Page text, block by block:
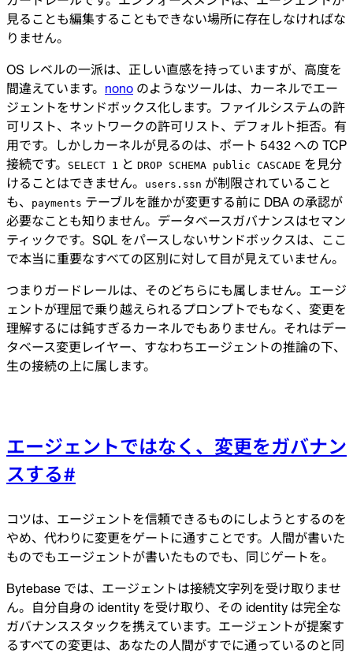
見ることも編集することもできない場所に存在しなければな
りません。
OS レベルの一派は、正しい直感を持っていますが、高度を
間違えています。 nono のようなツールは、カーネルでエー
ジェントをサンドボックス化します。ファイルシステムの許
可リスト、ネットワークの許可リスト、デフォルト拒否。有
用です。しかしカーネルが見るのは、ポート 5432 への TCP
接続です。
SELECT 1 と DROP SCHEMA public CASCADE を見分
けることはできません。
users.ssn が制限されていること
も、
payments テーブルを誰かが変更する前に DBA の承認が
必要なことも知りません。データベースガバナンスはセマン
ティックです。SQL をパースしないサンドボックスは、ここ
で本当に重要なすべての区別に対して目が見えていません。
つまりガードレールは、そのどちらにも属しません。エージ
ェントが理屈で乗り越えられるプロンプトでもなく、変更を
理解するには鈍すぎるカーネルでもありません。それはデー
タベース変更レイヤー、すなわちエージェントの推論の下、
生の接続の上に属します。
エージェントではなく、変更をガバナン
スする#
コツは、エージェントを信頼できるものにしようとするのを
やめ、代わりに変更をゲートに通すことです。人間が書いた
ものでもエージェントが書いたものでも、同じゲートを。
Bytebase では、エージェントは接続文字列を受け取りませ
ん。自分自身の identity を受け取り、その identity は完全な
ガバナンススタックを携えています。エージェントが提案す
るすべての変更は、あなたの人間がすでに通っているのと同